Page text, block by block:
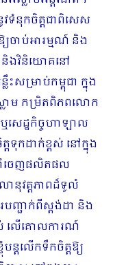
វទំនុកចិត្ត​ជាពិសេស
ចាប់អារម្មណ៍ និង
និងវិនិយោគនៅ
ះ​សម្រាប់​កម្ពុជា ក្នុង​
ស្លាម​ កម្រិតពិភពលោក​
ឬសេដ្ឋកិច្ចហាឡាល
តទុកដាក់​ខ្ពស់ នៅក្នុង​
ាំចេញ​ផលិតផល
នុវត្តភាពដ៏ទូលំ
ញ្ជាក់​ពីស្តង់ដា និង
លើ​គោលការណ៍​
ន្តលើកទឹកចិត្តឱ្យ​